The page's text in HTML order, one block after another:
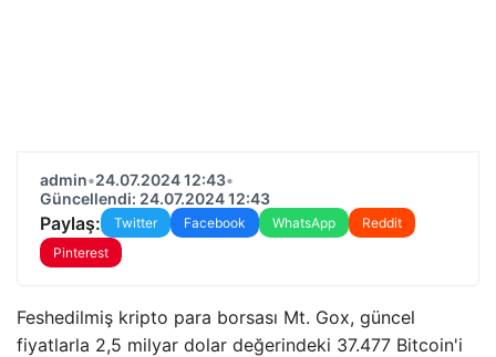
admin•24.07.2024 12:43•
Güncellendi: 24.07.2024 12:43
Paylaş: Twitter Facebook WhatsApp
Reddit
Pinterest
Feshedilmiş kripto para borsası Mt. Gox, güncel
fiyatlarla 2,5 milyar dolar değerindeki 37.477 Bitcoin'i